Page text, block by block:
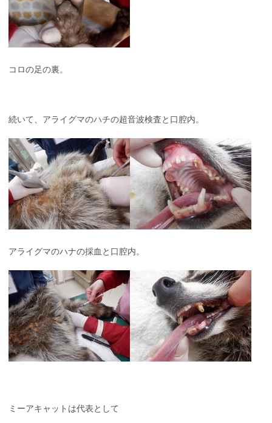
コロの足の裏。
続いて、アライグマのハチの超音波検査と口腔内。
アライグマのハナの採血と口腔内。
ミーアキャットは代表として